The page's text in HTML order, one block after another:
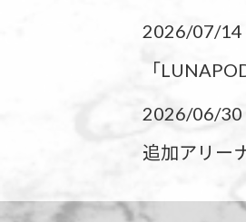
2026/07/14
「
2026/06/30
追加アリー